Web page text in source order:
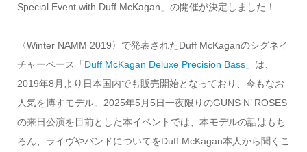
Special Event with Duff McKagan」の開催が決定しました！
〈Winter NAMM 2019〉で発表されたDuff McKaganのシグネイ
チャーベース「 Duff McKagan Deluxe Precision Bass」は、
2019年8月より日本国内でも販売開始となっており、今もなお
人気を博すモデル。2025年5月5日一夜限りのGUNS N’ ROSES
の来日公演を目前とした本イベントでは、本モデルの話はもち
ろん、ライヴやバンドについてをDuff McKagan本人から聞くこ